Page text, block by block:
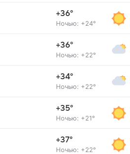
+36°
Ночью: +24°
+36°
Ночью: +22°
+34°
Ночью: +22°
+35°
Ночью: +21°
+37°
Ночью: +22°